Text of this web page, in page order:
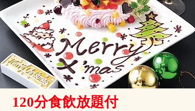
120分食飲放題付